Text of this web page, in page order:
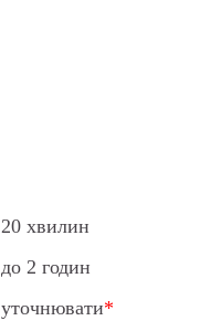
20 хвилин
до 2 годин
уточнювати*